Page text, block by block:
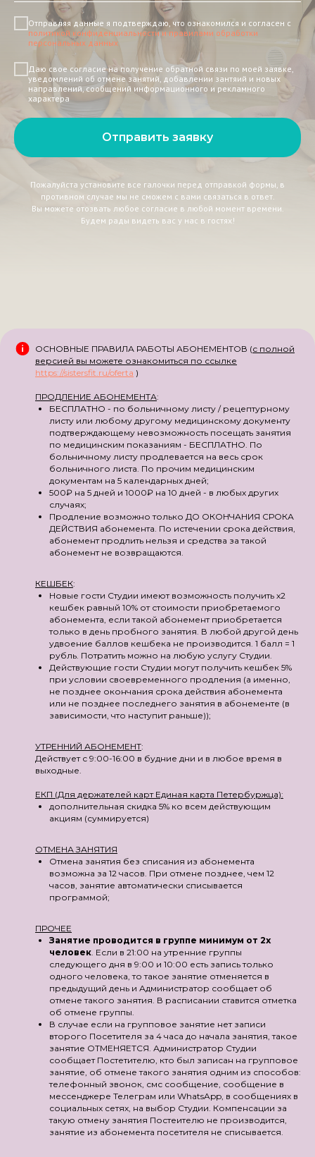
Отправляя данные я подтверждаю, что ознакомился и согласен с
политикой конфиденциальности и правилами обработки
персональных данных
Даю свое согласие на получение обратной связи по моей заявке,
уведомлений об отмене занятий, добавлении зантяий и новых
направлений, сообщений информационного и рекламного
характера
Отправить заявку
Пожалуйста установите все галочки перед отправкой формы, в
противном случае мы не сможем с вами связаться в ответ.
Вы можете отозвать любое согласие в любой момент времени.
Будем рады видеть вас у нас в гостях!
ОСНОВНЫЕ ПРАВИЛА РАБОТЫ АБОНЕМЕНТОВ (с полной
версией вы можете ознакомиться по ссылке
https://sistersfit.ru/oferta )
ПРОДЛЕНИЕ АБОНЕМЕНТА:
БЕСПЛАТНО - по больничному листу / рецептурному
листу или любому другому медицинскому документу
подтверждающему невозможность посещать занятия
по медицинским показаниям - БЕСПЛАТНО. По
больничному листу продлевается на весь срок
больничного листа. По прочим медицинским
документам на 5 календарных дней;
500₽ на 5 дней и 1000₽ на 10 дней - в любых других
случаях;
Продление возможно только ДО ОКОНЧАНИЯ СРОКА
ДЕЙСТВИЯ абонемента. По истечении срока действия,
абонемент продлить нельзя и средства за такой
абонемент не возвращаются.
КЕШБЕК:
Новые гости Студии имеют возможность получить х2
кешбек равный 10% от стоимости приобретаемого
абонемента, если такой абонемент приобретается
только в день пробного занятия. В любой другой день
удвоение баллов кешбека не производится. 1 балл = 1
рубль. Потратить можно на любую услугу Студии.
Действующие гости Студии могут получить кешбек 5%
при условии своевременного продления (а именно,
не позднее окончания срока действия абонемента
или не позднее последнего занятия в абонементе (в
зависимости, что наступит раньше));
УТРЕННИЙ АБОНЕМЕНТ:
Действует с 9:00-16:00 в будние дни и в любое время в
выходные.
ЕКП (Для держателей карт Единая карта Петербуржца):
дополнительная скидка 5% ко всем действующим
акциям (суммируется)
ОТМЕНА ЗАНЯТИЯ
Отмена занятия без списания из абонемента
возможна за 12 часов. При отмене позднее, чем 12
часов, занятие автоматически списывается
программой;
ПРОЧЕЕ
Занятие проводится в группе минимум от 2х
человек. Если в 21:00 на утренние группы
следующего дня в 9:00 и 10:00 есть запись только
одного человека, то такое занятие отменяется в
предыдущий день и Администратор сообщает об
отмене такого занятия. В расписании ставится отметка
об отмене группы.
В случае если на групповое занятие нет записи
второго Посетителя за 4 часа до начала занятия, такое
занятие ОТМЕНЯЕТСЯ. Администратор Студии
сообщает Постетителю, кто был записан на групповое
занятие, об отмене такого занятия одним из способов:
телефонный звонок, смс сообщение, сообщение в
мессенджере Телеграм или WhatsApp, в сообщениях в
социальных сетях, на выбор Студии. Компенсации за
такую отмену занятия Постеителю не производится,
занятие из абонемента посетителя не списывается.